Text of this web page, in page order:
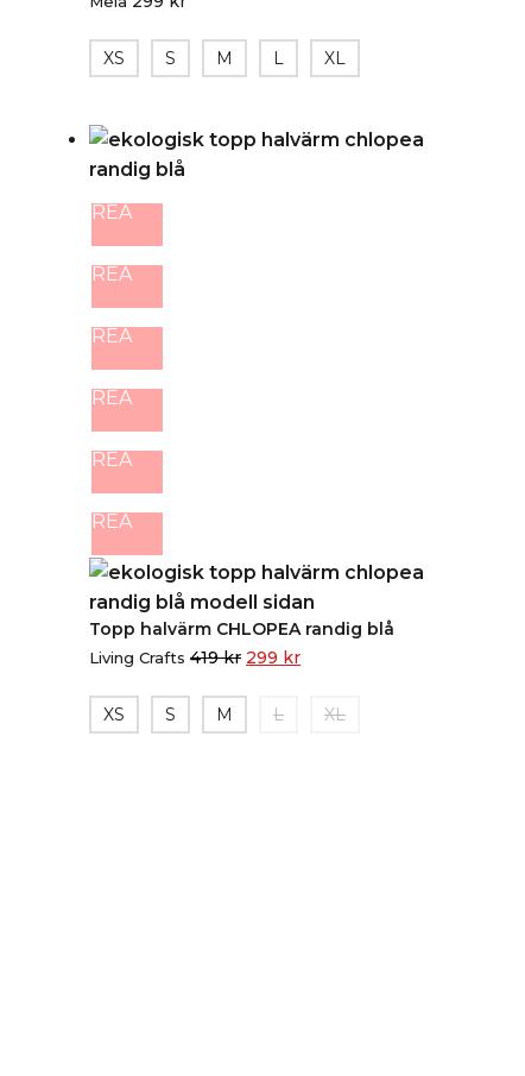
XS S M L XL
REA
REA
REA
REA
REA
REA
Topp halvärm CHLOPEA randig blå
Living Crafts 419kr 299 kr
XS S M L XL